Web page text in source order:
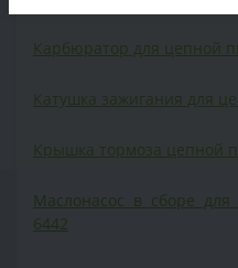
Карбюратор для цепной
Катушка зажигания для
Крышка тормоза цепной
Маслонасос в сборе
6442